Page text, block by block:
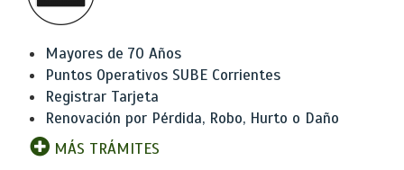
Mayores de 70 Años
Puntos Operativos SUBE Corrientes
Registrar Tarjeta
Renovación por Pérdida, Robo, Hurto o Daño
MÁS TRÁMITES